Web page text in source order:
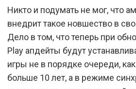
Никто и подумать не мог, что
внедрит такое новшество в
Дело в том, что теперь при
Play апдейты будут
игры не в порядке очереди,
больше 10 лет, а в режиме